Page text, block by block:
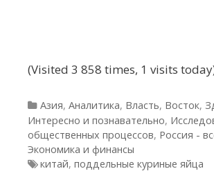
(Visited 3 858 times, 1 visits
Рубрики
Азия, Аналитика, Власть, Восток,
Интересно и познавательно,
общественных процессов, Россия -
Экономика и финансы
Метки
китай, поддельные куриные яйца